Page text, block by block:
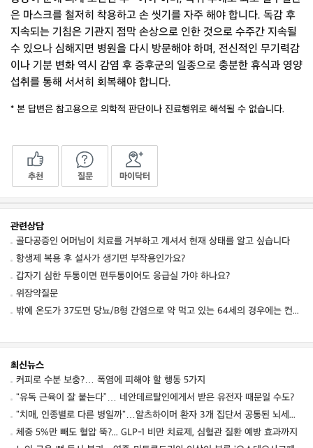
은 마스크를 철저히 착용하고 손 씻기를 자주 해야 합니다. 독감 후
지속되는 기침은 기관지 점막 손상으로 인한 것으로 수주간 지속될
수 있으나 심해지면 병원을 다시 방문해야 하며, 전신적인 무기력감
이나 기분 변화 역시 감염 후 증후군의 일종으로 충분한 휴식과 영양
섭취를 통해 서서히 회복해야 합니다.
* 본 답변은 참고용으로 의학적 판단이나 진료행위로 해석될 수 없습니다.
추천 질문 마이닥터
관련상담
골다공증인 어머님이 치료를 거부하고 계셔서 현재 상태를 알고 싶습니다
항생제 복용 후 설사가 생기면 부작용인가요?
갑자기 심한 두통이면 편두통이어도 응급실 가야 하나요?
위장약질문
밖에 온도가 37도면 당뇨/B형 간염으로 약 먹고 있는 64세의 경우에는 컨디션 저하를 동
최신뉴스
커피로 수분 보충?… 폭염에 피해야 할 행동 5가지
"유독 근육이 잘 붙는다”… 네안데르탈인에게서 받은 유전자 때문일 수도?
"치매, 인종별로 다른 병일까"…알츠하이머 환자 3개 집단서 공통된 뇌세포 이상 발견
체중 5%만 빼도 혈압 뚝?... GLP-1 비만 치료제, 심혈관 질환 예방 효과까지